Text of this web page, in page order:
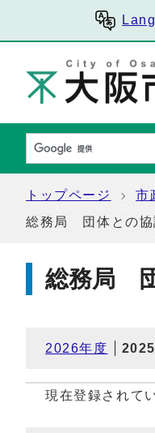
トップページ 市
総務局 団体との協
総務局
2026年度
現在登録されて